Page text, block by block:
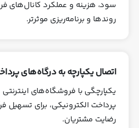
سود، هزینه و عملکرد کانال‌های
روندها و برنامه‌ریزی موثرتر.
اتصال یکپارچه به درگاه‌های
یکپارچگی با فروشگاه‌های
پرداخت الکترونیکی، برای تسهیل
رضایت مشتریان.